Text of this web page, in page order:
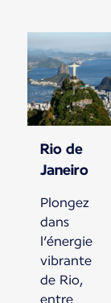
Rio de
Janeiro
Plongez
dans
l’énergie
vibrante
de Rio,
entre